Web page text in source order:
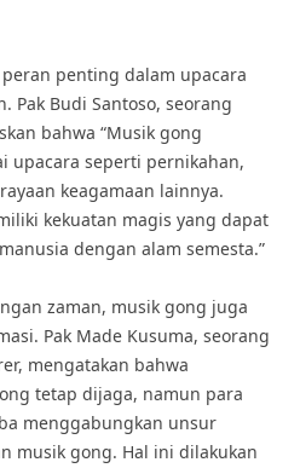
penting dalam upacara
Pak Budi Santoso, seorang
bahwa “Musik gong
upacara seperti pernikahan,
keagamaan lainnya.
kekuatan magis yang dapat
dengan alam semesta.”
zaman, musik gong juga
Pak Made Kusuma, seorang
mengatakan bahwa
tetap dijaga, namun para
menggabungkan unsur
musik gong. Hal ini dilakukan